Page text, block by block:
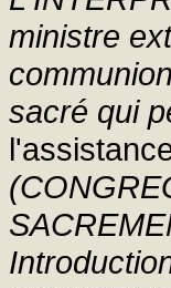
ministre
sacré qui